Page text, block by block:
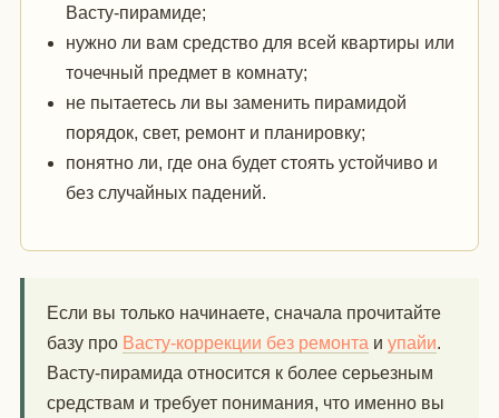
Васту-пирамиде;
нужно ли вам средство для всей квартиры или
точечный предмет в комнату;
не пытаетесь ли вы заменить пирамидой
порядок, свет, ремонт и планировку;
понятно ли, где она будет стоять устойчиво и
без случайных падений.
Если вы только начинаете, сначала прочитайте
базу про Васту-коррекции без ремонта и упайи.
Васту-пирамида относится к более серьезным
средствам и требует понимания, что именно вы